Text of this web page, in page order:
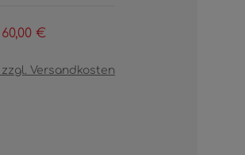
€
zzgl. Versandkosten